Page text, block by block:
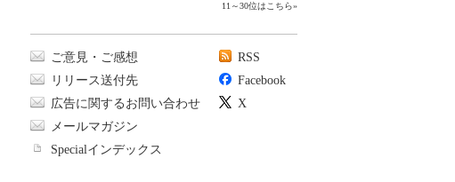
11～30位はこちら»
ご意見・ご感想
リリース送付先
広告に関するお問い合わせ
メールマガジン
Specialインデックス
RSS
Facebook
X